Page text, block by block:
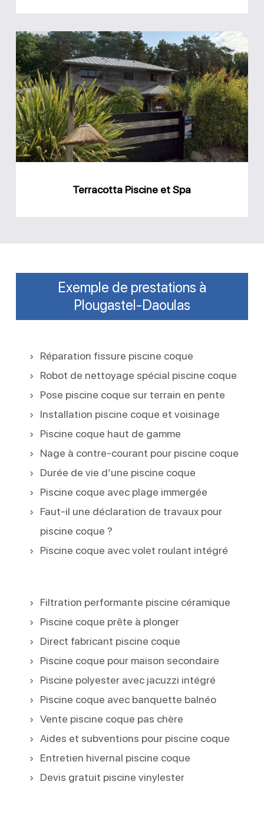
Terracotta
Piscine
et
Spa
Terracotta Piscine et Spa
Exemple de prestations à
Plougastel-Daoulas
Réparation fissure piscine coque
Robot de nettoyage spécial piscine coque
Pose piscine coque sur terrain en pente
Installation piscine coque et voisinage
Piscine coque haut de gamme
Nage à contre-courant pour piscine coque
Durée de vie d’une piscine coque
Piscine coque avec plage immergée
Faut-il une déclaration de travaux pour
piscine coque ?
Piscine coque avec volet roulant intégré
Filtration performante piscine céramique
Piscine coque prête à plonger
Direct fabricant piscine coque
Piscine coque pour maison secondaire
Piscine polyester avec jacuzzi intégré
Piscine coque avec banquette balnéo
Vente piscine coque pas chère
Aides et subventions pour piscine coque
Entretien hivernal piscine coque
Devis gratuit piscine vinylester